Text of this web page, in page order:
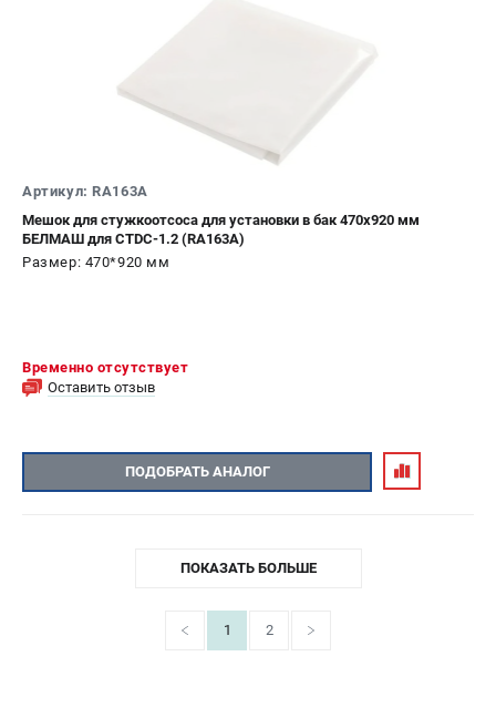
Артикул: RA163A
Мешок для стужкоотсоса для установки в бак 470х920 мм
БЕЛМАШ для CTDC-1.2 (RA163A)
Размер: 470*920 мм
Временно отсутствует
Оставить отзыв
ПОДОБРАТЬ АНАЛОГ
1 2
ПОКАЗАТЬ БОЛЬШЕ